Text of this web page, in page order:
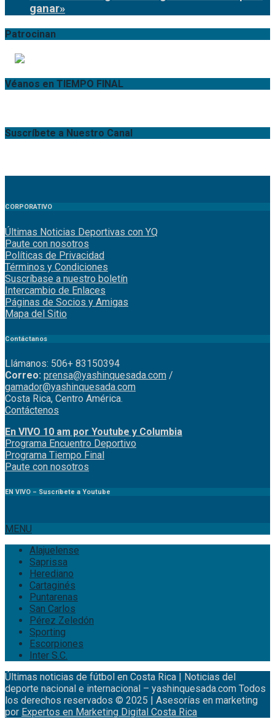
ganar»
Patrocinan
Véanos en TIEMPO FINAL
Suscríbete a Nuestro Canal
CORPORATIVO
Últimas Noticias Deportivas con YQ
Paute con nosotros
Políticas de Privacidad
Términos y Condiciones
Suscríbase a nuestro boletín
Intercambio de Enlaces
Páginas de Socios y Amigas
Mapa del Sitio
Contáctanos
Llámanos: 506+ 83150394
Correo: prensa@yashinquesada.com /
gamador@yashinquesada.com
Costa Rica, Centro América.
Contáctenos
En VIVO 10 am por Youtube y Columbia
Programa Encuentro Deportivo
Programa Tiempo Final
Paute con nosotros
EN VIVO – Suscríbete a Youtube
MENU
Alajuelense
Saprissa
Herediano
Cartaginés
Puntarenas
San Carlos
Pérez Zeledón
Sporting
Escorpiones
Inter S.C.
Últimas noticias de fútbol en Costa Rica | Noticias del
deporte nacional e internacional – yashinquesada.com Todos
los derechos reservados © 2025 | Asesorías en marketing
por Expertos en Marketing Digital Costa Rica